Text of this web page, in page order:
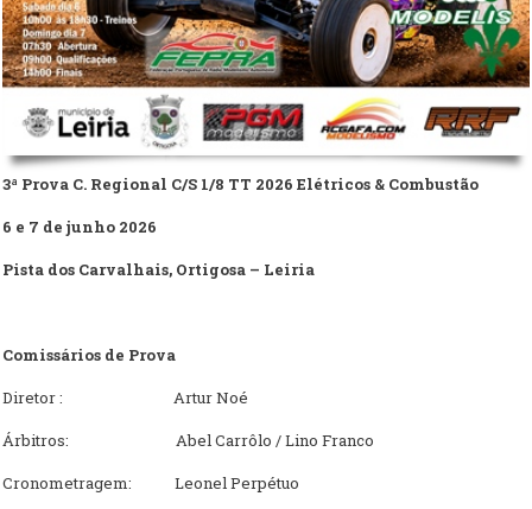
3ª Prova C. Regional C/S 1/8 TT 2026 Elétricos & Combustão
6 e 7 de junho 2026
Pista dos Carvalhais, Ortigosa – Leiria
Comissários de Prova
Diretor : Artur Noé
Árbitros: Abel Carrôlo / Lino Franco
Cronometragem: Leonel Perpétuo